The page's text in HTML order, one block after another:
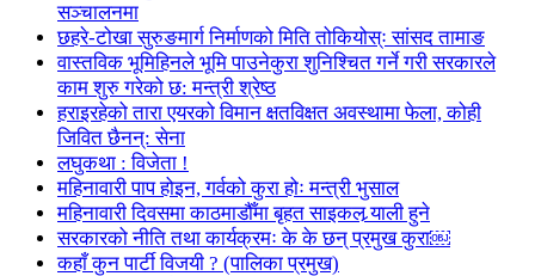
सञ्चालनमा
छहरे-टोखा सुरुङमार्ग निर्माणको मिति तोकियोस्ः सांसद तामाङ
वास्तविक भूमिहिनले भूमि पाउनेकुरा शुनिश्चित गर्ने गरी सरकारले
काम शुरु गरेको छ: मन्त्री श्रेष्ठ
हराइरहेको तारा एयरको विमान क्षतविक्षत अवस्थामा फेला, कोही
जिवित छैनन्: सेना
लघुकथा : विजेता !
महिनावारी पाप होइन, गर्वको कुरा होः मन्त्री भुसाल
महिनावारी दिवसमा काठमाडौँमा बृहत साइकल र्‍याली हुने
सरकारको नीति तथा कार्यक्रमः के के छन् प्रमुख कुरा￼
कहाँ कुन पार्टी विजयी ? (पालिका प्रमुख)